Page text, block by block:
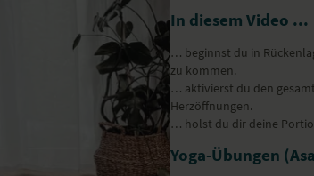
In diesem Video ...
… beginnst du in
zu kommen.
… aktivierst du den
Herzöffnungen.
… holst du dir deine
Yoga-Übungen